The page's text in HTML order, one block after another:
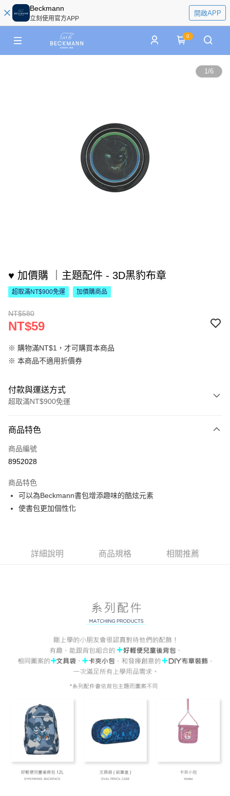
Beckmann
立刻使用官方APP
開啟APP
0
1/6
♥ 加價購 ｜主題配件 - 3D黑豹布章
超取滿NT$900免運 加價購商品
NT$580
NT$59
※ 購物滿NT$1，才可購買本商品
※ 本商品不適用折價券
付款與運送方式
超取滿NT$900免運
信用卡一次付款
LINE Pay
Hami Point
相關說明
每筆NT$80，滿NT$999(含以上)免運費
貨到付款
每筆NT$80，滿NT$999(含以上)免運費
商品特色
商品編號
8952028
商品特色
可以為Beckmann書包增添趣味的酷炫元素
使書包更加個性化
詳細說明 商品規格 相關推薦